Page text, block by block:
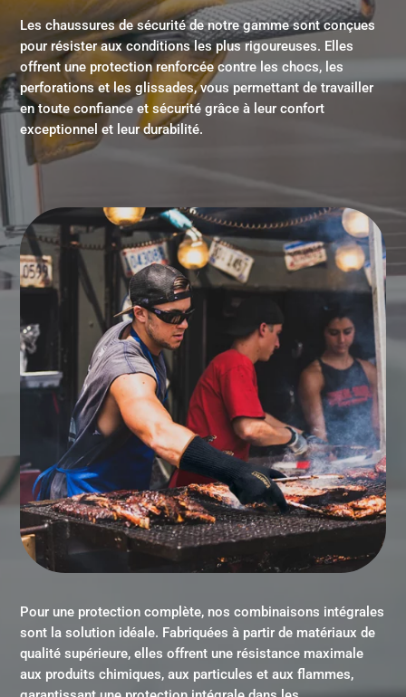
Les chaussures de sécurité de notre gamme sont conçues
pour résister aux conditions les plus rigoureuses. Elles
offrent une protection renforcée contre les chocs, les
perforations et les glissades, vous permettant de travailler
en toute confiance et sécurité grâce à leur confort
exceptionnel et leur durabilité.
Pour une protection complète, nos combinaisons intégrales
sont la solution idéale. Fabriquées à partir de matériaux de
qualité supérieure, elles offrent une résistance maximale
aux produits chimiques, aux particules et aux flammes,